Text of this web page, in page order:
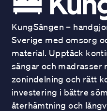
KungSängen –
Sverige med omsorg
material. Upptäck
sängar och madrasser
zonindelning och rätt
investering i bättre
återhämtning och